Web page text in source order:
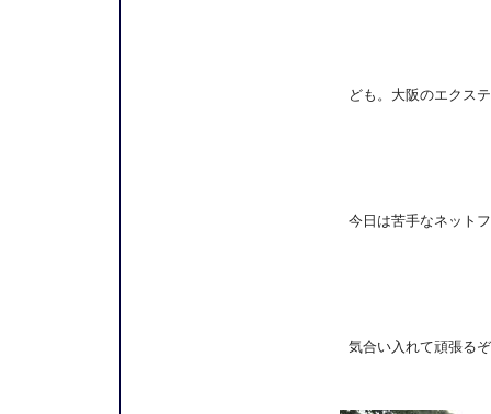
ども。大阪のエクス
今日は苦手なネット
気合い入れて頑張る